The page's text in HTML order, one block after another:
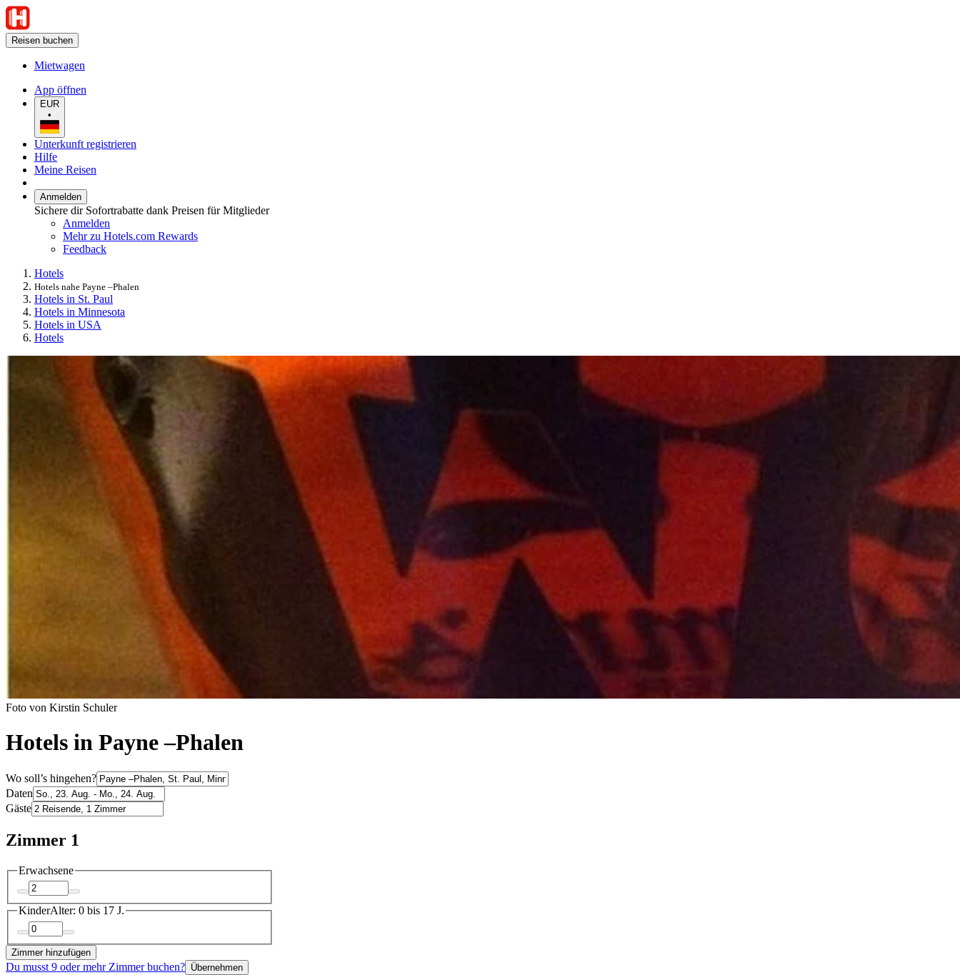
Reisen buchen
Mietwagen
App öffnen
EUR
•
Unterkunft registrieren
Hilfe
Meine Reisen
Anmelden
Sichere dir Sofortrabatte dank Preisen für Mitglieder
Anmelden
Mehr zu Hotels.com Rewards
Feedback
Hotels
Hotels nahe Payne –Phalen
Hotels in St. Paul
Hotels in Minnesota
Hotels in USA
Hotels
Foto von Kirstin Schuler
Hotels in Payne –Phalen
Wo soll’s hingehen?
Daten
Gäste
Zimmer 1
Erwachsene
KinderAlter: 0 bis 17 J.
Zimmer hinzufügen
Du musst 9 oder mehr Zimmer buchen? Übernehmen